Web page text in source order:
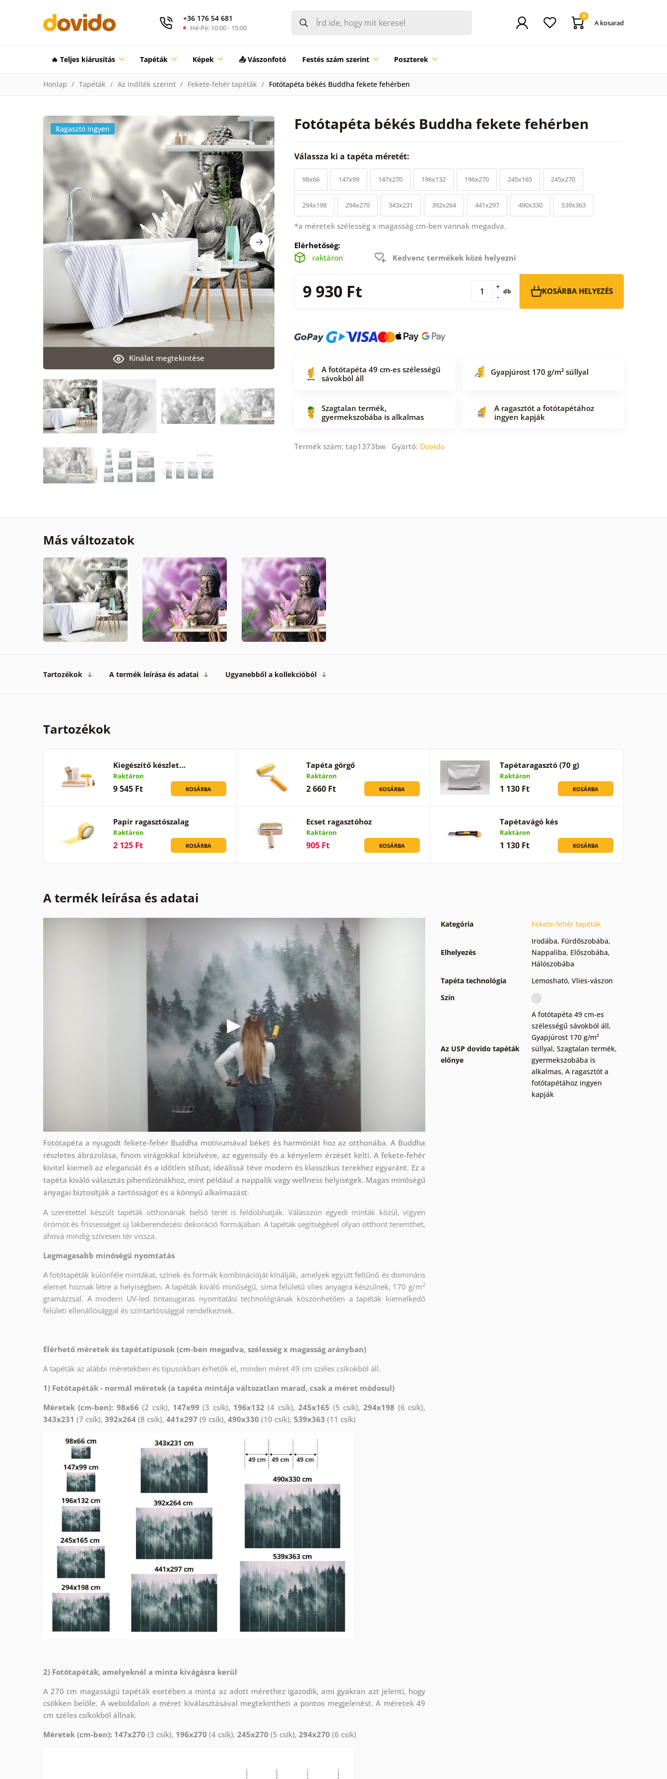
+36 176 54 681
Hé-Pé: 10:00 - 15:00
0
A kosarad
🔥 Teljes kiárusítás Tapéták Képek 📤 Vászonfotó Festés szám szerint Poszterek
Honlap Tapéták Az indíték szerint Fekete-fehér tapéták Fotótapéta békés Buddha fekete fehérben
Fotótapéta békés Buddha fekete fehérben
Kínálat megtekintése
Ragasztó ingyen
Válassza ki a tapéta méretét:
98x66 147x99 147x270 196x132 196x270 245x165 245x270
294x198 294x270 343x231 392x264 441x297 490x330 539x363
*a méretek szélesség x magasság cm-ben vannak megadva.
Elérhetőség:
raktáron
Kedvenc termékek közé helyezni
9 930 Ft -
+ db KOSÁRBA HELYEZÉS
A fotótapéta 49 cm-es szélességű
sávokból áll
Gyapjúrost 170 g/m² súllyal
Szagtalan termék,
gyermekszobába is alkalmas
A ragasztót a fotótapétához
ingyen kapják
Termék szám: tap1373bw Gyártó: Dovido
Más változatok
Tartozékok A termék leírása és adatai Ugyanebből a kollekcióból
Tartozékok
Kiegészítő készlet…
Raktáron
9 545 Ft KOSÁRBA
Tapéta görgő
Raktáron
2 660 Ft KOSÁRBA
Tapétaragasztó (70 g)
Raktáron
1 130 Ft KOSÁRBA
Papír ragasztószalag
Raktáron
2 125 Ft KOSÁRBA
Ecset ragasztóhoz
Raktáron
905 Ft KOSÁRBA
Tapétavágó kés
Raktáron
1 130 Ft KOSÁRBA
A termék leírása és adatai
Fotótapéta a nyugodt fekete-fehér Buddha motívumával békét és harmóniát hoz az otthonába. A Buddha
részletes ábrázolása, finom virágokkal körülvéve, az egyensúly és a kényelem érzését kelti. A fekete-fehér
kivitel kiemeli az eleganciát és a időtlen stílust, ideálissá téve modern és klasszikus terekhez egyaránt. Ez a
tapéta kiváló választás pihenőzónákhoz, mint például a nappalik vagy wellness helyiségek. Magas minőségű
anyagai biztosítják a tartósságot és a könnyű alkalmazást.
A szeretettel készült tapéták otthonának belső terét is feldobhatják. Válasszon egyedi minták közül, vigyen
örömöt és frissességet új lakberendezési dekoráció formájában. A tapéták segítségével olyan otthont teremthet,
ahová mindig szívesen tér vissza.
Legmagasabb minőségű nyomtatás
A fotótapéták különféle mintákat, színek és formák kombinációját kínálják, amelyek együtt feltűnő és domináns
elemet hoznak létre a helyiségben. A tapéták kiváló minőségű, sima felületű vlies anyagra készülnek, 170 g/m2
gramázzsal. A modern UV-led tintasugaras nyomtatási technológiának köszönhetően a tapéták kiemelkedő
felületi ellenállósággal és színtartóssággal rendelkeznek.
Elérhető méretek és tapétatípusok (cm-ben megadva, szélesség x magasság arányban)
A tapéták az alábbi méretekben és típusokban érhetők el, minden méret 49 cm széles csíkokból áll.
1) Fotótapéták - normál méretek (a tapéta mintája változatlan marad, csak a méret módosul)
Méretek (cm-ben): 98x66 (2 csík), 147x99 (3 csík), 196x132 (4 csík),245x165 (5 csík),294x198 (6 csík),
343x231 (7 csík), 392x264 (8 csík), 441x297 (9 csík), 490x330 (10 csík), 539x363 (11 csík)
2) Fotótapéták, amelyeknél a minta kivágásra kerül
A 270 cm magasságú tapéták esetében a minta az adott mérethez igazodik, ami gyakran azt jelenti, hogy
csökken belőle. A weboldalon a méret kiválasztásával megtekintheti a pontos megjelenést. A méretek 49
cm széles csíkokból állnak.
Méretek (cm-ben): 147x270 (3 csík), 196x270 (4 csík), 245x270 (5 csík), 294x270 (6 csík)
Kategória Fekete-fehér tapéták
Elhelyezés
Irodába, Fürdőszobába,
Nappaliba, Előszobába,
Hálószobába
Tapéta technológia
Lemosható, Vlies-vászon
Szín
Az USP dovido tapéták
előnye
A fotótapéta 49 cm-es
szélességű sávokból áll,
Gyapjúrost 170 g/m²
súllyal, Szagtalan termék,
gyermekszobába is
alkalmas, A ragasztót a
fotótapétához ingyen
kapják